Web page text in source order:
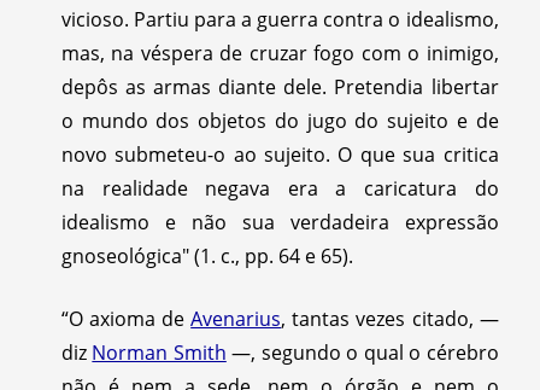
vicioso. Partiu para a guerra contra o idealismo,
mas, na véspera de cruzar fogo com o inimigo,
depôs as armas diante dele. Pretendia libertar
o mundo dos objetos do jugo do sujeito e de
novo submeteu-o ao sujeito. O que sua critica
na realidade negava era a caricatura do
idealismo e não sua verdadeira expressão
gnoseológica" (1. c., pp. 64 e 65).
“O axioma deAvenarius, tantas vezes citado, —
diz Norman Smith —, segundo o qual o cérebro